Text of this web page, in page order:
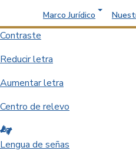
Marco Jurídico
Contraste
Reducir letra
Aumentar letra
Centro de relevo
Lengua de señas